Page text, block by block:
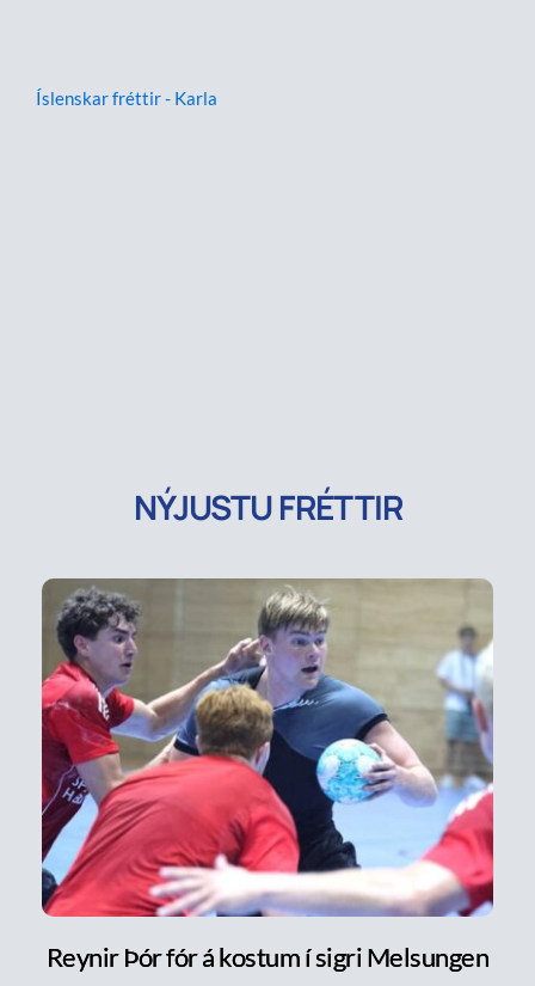
Íslenskar fréttir - Karla
NÝJUSTU FRÉTTIR
Reynir Þór fór á kostum í sigri Melsungen